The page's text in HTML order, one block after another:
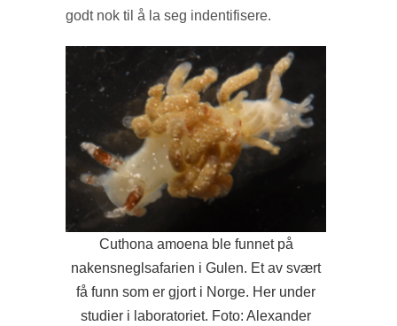
godt nok til å la seg indentifisere.
Cuthona amoena ble funnet på
nakensneglsafarien i Gulen. Et av svært
få funn som er gjort i Norge. Her under
studier i laboratoriet. Foto: Alexander